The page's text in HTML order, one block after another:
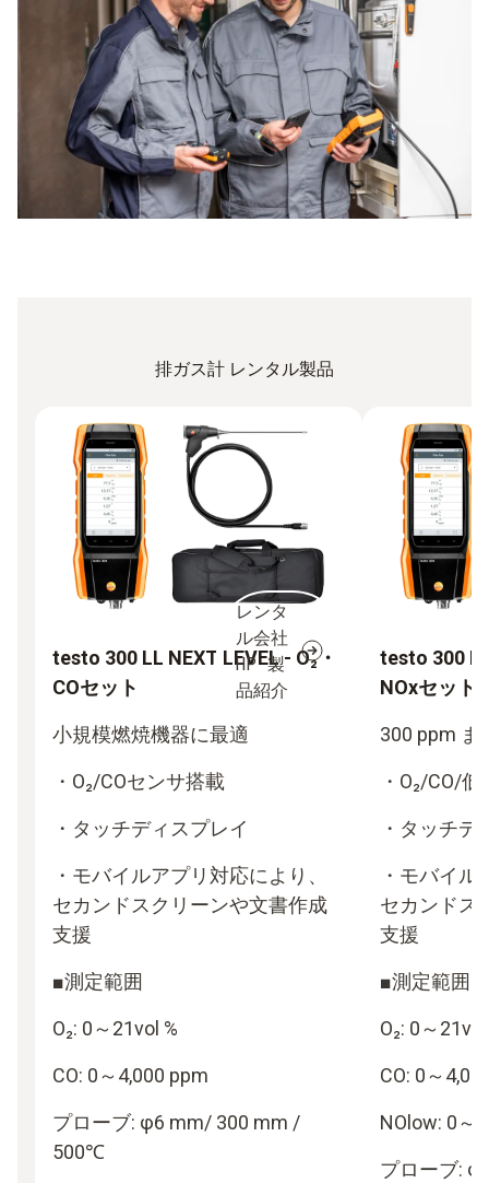
排ガス計 レンタル製品
レンタ
ル会社
HP 製
品紹介
testo 300 LL NEXT LEVEL - O₂・
COセット
小規模燃焼機器に最適
・O₂/COセンサ搭載
・タッチディスプレイ
・モバイルアプリ対応により、
セカンドスクリーンや文書作成
支援
■測定範囲
O₂: 0～21vol %
CO: 0～4,000 ppm
プローブ: φ6 mm/ 300 mm /
500℃
testo 300
NOxセット
300 ppm ま
・O₂/CO/
・タッチデ
・モバイル
セカンドス
支援
■測定範囲
O₂: 0～21vol
CO: 0～
NOlow: 0～
プローブ: